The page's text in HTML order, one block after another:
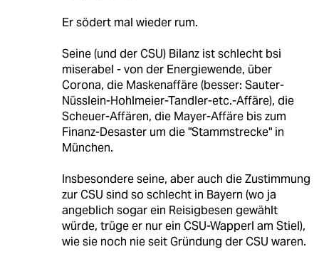
Er södert mal wieder rum.
Seine (und der CSU) Bilanz ist schlecht bsi
miserabel - von der Energiewende, über
Corona, die Maskenaffäre (besser: Sauter-
Nüsslein-Hohlmeier-Tandler-etc.-Affäre), die
Scheuer-Affären, die Mayer-Affäre bis zum
Finanz-Desaster um die "Stammstrecke" in
München.
Insbesondere seine, aber auch die Zustimmung
zur CSU sind so schlecht in Bayern (wo ja
angeblich sogar ein Reisigbesen gewählt
würde, trüge er nur ein CSU-Wapperl am Stiel),
wie sie noch nie seit Gründung der CSU waren.